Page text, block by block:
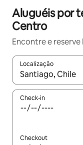
Aluguéis por
Centro
Encontre e
Localização
Quando os
Check-in
Checkout